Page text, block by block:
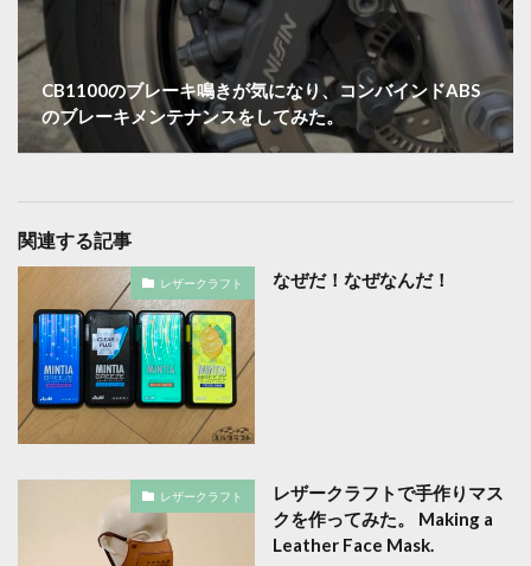
CB1100のブレーキ鳴きが気になり、コンバインドABS
のブレーキメンテナンスをしてみた。
関連する記事
レザークラフト なぜだ！なぜなんだ！
レザークラフト
レザークラフトで手作りマス
クを作ってみた。 Making a
Leather Face Mask.